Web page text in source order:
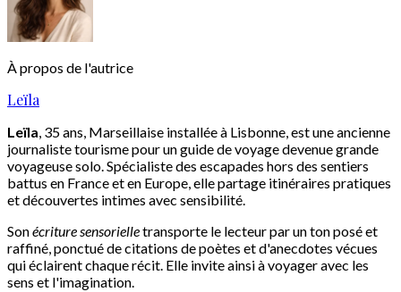
À propos de l'autrice
Leïla
Leïla, 35 ans, Marseillaise installée à Lisbonne, est une ancienne
journaliste tourisme pour un guide de voyage devenue grande
voyageuse solo. Spécialiste des escapades hors des sentiers
battus en France et en Europe, elle partage itinéraires pratiques
et découvertes intimes avec sensibilité.
Sonécriture sensorielletransporte le lecteur par un ton posé et
raffiné, ponctué de citations de poètes et d'anecdotes vécues
qui éclairent chaque récit. Elle invite ainsi à voyager avec les
sens et l'imagination.